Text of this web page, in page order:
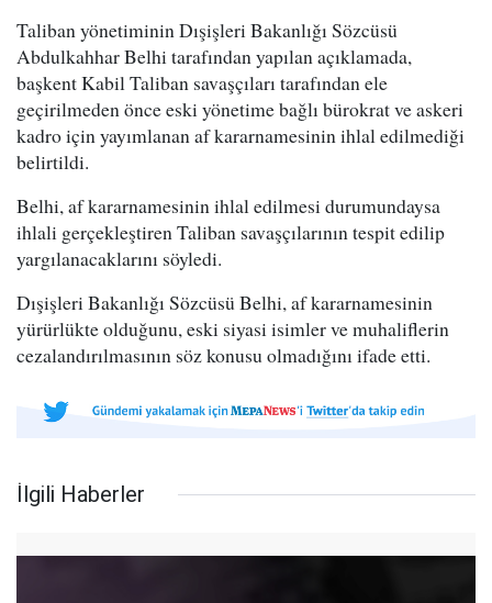
Taliban yönetiminin Dışişleri Bakanlığı Sözcüsü
Abdulkahhar Belhi tarafından yapılan açıklamada,
başkent Kabil Taliban savaşçıları tarafından ele
geçirilmeden önce eski yönetime bağlı bürokrat ve askeri
kadro için yayımlanan af kararnamesinin ihlal edilmediği
belirtildi.
Belhi, af kararnamesinin ihlal edilmesi durumundaysa
ihlali gerçekleştiren Taliban savaşçılarının tespit edilip
yargılanacaklarını söyledi.
Dışişleri Bakanlığı Sözcüsü Belhi, af kararnamesinin
yürürlükte olduğunu, eski siyasi isimler ve muhaliflerin
cezalandırılmasının söz konusu olmadığını ifade etti.
İlgili Haberler